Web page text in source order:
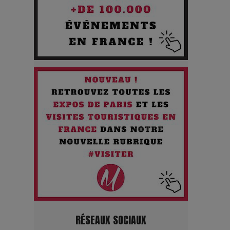
Comment Prendre Soin de sa
Santé quand on Roule toute la
Journée
Pourquoi les Petites
Entreprises Créatives Deviennent
les Cibles des Hackers
Les 3 meilleures destinations
pour des vacances sportives !
Quand l'Opéra Rencontre l'IA :
Lola Volonakis, l'Artiste du
Paradoxe qui Chante le Futur
RÉSEAUX SOCIAUX